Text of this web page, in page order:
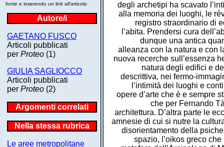
fonte e inserendo un link all'articolo
Autore/i
GAETANO FUSCO
Articoli pubblicati
per Proteo (1)
GIULIA SAGLIOCCO
Articoli pubblicati
per Proteo (2)
Argomenti correlati
Nella stessa rubrica
Le aree metropolitane
degli archetipi ha scavato
alla memoria dei luoghi, le
registro straordinario di
l’abita. Prendersi cura
dunque una antica
alleanza con la natura e con
nuova recerche sull’essenza
natura degli edifici e
descrittiva, nei fermo-
l’intimità dei luoghi e
opere d’arte che è e sempre
che per Fernando
architettura. D’altra parte le
amnesie di cui si nutre la
disorientamento della
spazio, l’oikos greco